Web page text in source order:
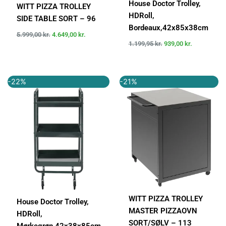
WITT PIZZA TROLLEY
SIDE TABLE SORT – 96
5.999,00kr. 4.649,00 kr.
House Doctor Trolley,
HDRoll,
Bordeaux,42x85x38cm
1.199,95kr. 939,00 kr.
-22%
House Doctor Trolley,
HDRoll,
oprindelige
pris
var:
aktuelle
pris
er:
-21%
WITT PIZZA TROLLEY
MASTER PIZZAOVN
SORT/SØLV – 113
oprindelige
var:
aktuelle
pris
er: